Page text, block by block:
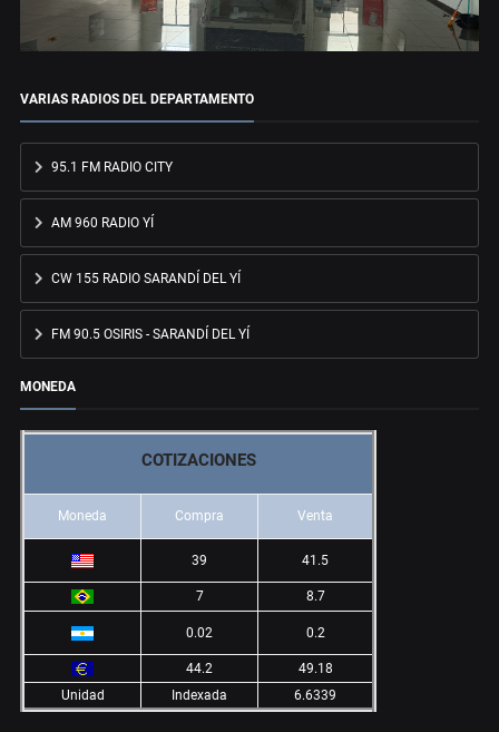
VARIAS RADIOS DEL DEPARTAMENTO
95.1 FM RADIO CITY
AM 960 RADIO YÍ
CW 155 RADIO SARANDÍ DEL YÍ
FM 90.5 OSIRIS - SARANDÍ DEL YÍ
MONEDA
COTIZACIONES
Moneda Compra Venta
39 41.5
7 8.7
0.02 0.2
44.2
49.18
Unidad
Indexada 6.6339